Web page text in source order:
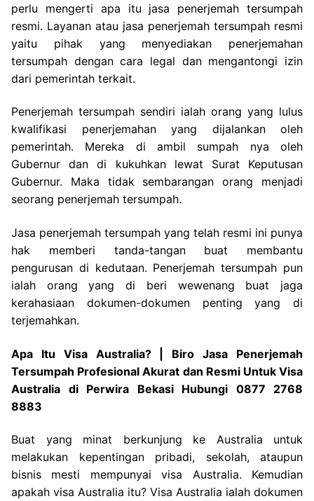
perlu mengerti apa itu jasa penerjemah tersumpah
resmi. Layanan atau jasa penerjemah tersumpah resmi
yaitu pihak yang menyediakan penerjemahan
tersumpah dengan cara legal dan mengantongi izin
dari pemerintah terkait.
Penerjemah tersumpah sendiri ialah orang yang lulus
kwalifikasi penerjemahan yang dijalankan oleh
pemerintah. Mereka di ambil sumpah nya oleh
Gubernur dan di kukuhkan lewat Surat Keputusan
Gubernur. Maka tidak sembarangan orang menjadi
seorang penerjemah tersumpah.
Jasa penerjemah tersumpah yang telah resmi ini punya
hak memberi tanda-tangan buat membantu
pengurusan di kedutaan. Penerjemah tersumpah pun
ialah orang yang di beri wewenang buat jaga
kerahasiaan dokumen-dokumen penting yang di
terjemahkan.
Apa Itu Visa Australia? | Biro Jasa Penerjemah
Tersumpah Profesional Akurat dan Resmi Untuk Visa
Australia di Perwira Bekasi Hubungi 0877 2768
8883
Buat yang minat berkunjung ke Australia untuk
melakukan kepentingan pribadi, sekolah, ataupun
bisnis mesti mempunyai visa Australia. Kemudian
apakah visa Australia itu? Visa Australia ialah dokumen